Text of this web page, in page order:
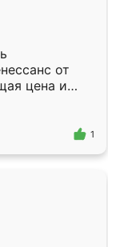
от
цена и
Приехавший
1